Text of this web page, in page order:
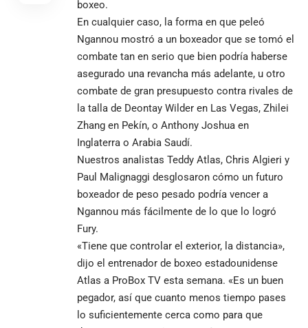
boxeo.
En cualquier caso, la forma en que peleó
Ngannou mostró a un boxeador que se tomó el
combate tan en serio que bien podría haberse
asegurado una revancha más adelante, u otro
combate de gran presupuesto contra rivales de
la talla de Deontay Wilder en Las Vegas, Zhilei
Zhang en Pekín, o Anthony Joshua en
Inglaterra o Arabia Saudí.
Nuestros analistas Teddy Atlas, Chris Algieri y
Paul Malignaggi desglosaron cómo un futuro
boxeador de peso pesado podría vencer a
Ngannou más fácilmente de lo que lo logró
Fury.
«Tiene que controlar el exterior, la distancia»,
dijo el entrenador de boxeo estadounidense
Atlas a ProBox TV esta semana. «Es un buen
pegador, así que cuanto menos tiempo pases
lo suficientemente cerca como para que